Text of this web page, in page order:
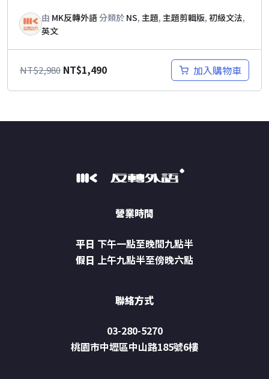
由 MK反轉外語分類於 NS, 主題, 主題剪輯版, 初級文法,
英文
NT$2,980 原
NT$1,490目
加入購物車
營業時間
平日 下午一點至晚間九點半
假日 上午九點半至傍晚六點
聯絡方式
03-280-5270
桃園市中壢區中山路185號6樓